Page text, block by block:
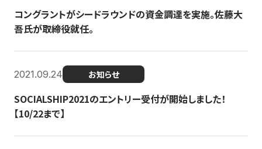
コングラントがシードラウンドの資金調達を実施。佐藤大
吾氏が取締役就任。
2021.09.24 お知らせ
SOCIALSHIP2021のエントリー受付が開始しました！
【10/22まで】